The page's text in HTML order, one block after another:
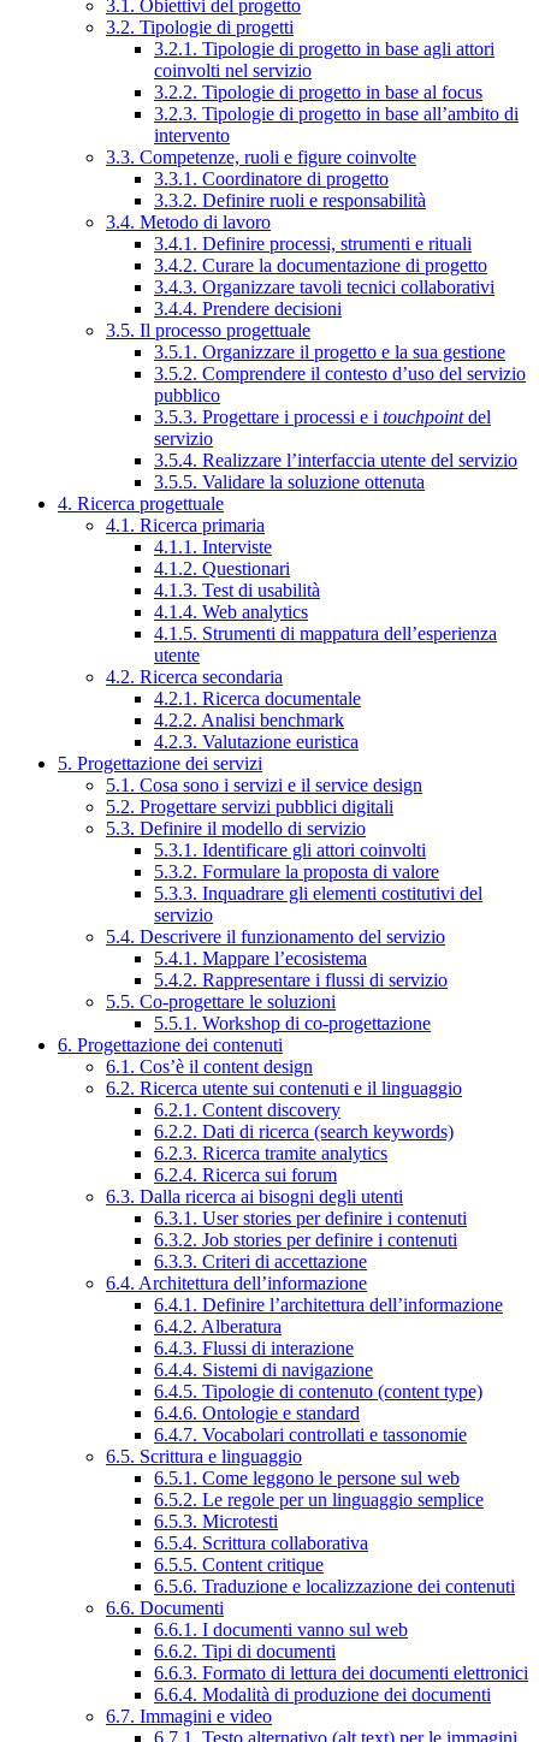
3.1. Obiettivi del progetto
3.2. Tipologie di progetti
3.2.1. Tipologie di progetto in base agli attori
coinvolti nel servizio
3.2.2. Tipologie di progetto in base al focus
3.2.3. Tipologie di progetto in base all’ambito di
intervento
3.3. Competenze, ruoli e figure coinvolte
3.3.1. Coordinatore di progetto
3.3.2. Definire ruoli e responsabilità
3.4. Metodo di lavoro
3.4.1. Definire processi, strumenti e rituali
3.4.2. Curare la documentazione di progetto
3.4.3. Organizzare tavoli tecnici collaborativi
3.4.4. Prendere decisioni
3.5. Il processo progettuale
3.5.1. Organizzare il progetto e la sua gestione
3.5.2. Comprendere il contesto d’uso del servizio
pubblico
3.5.3. Progettare i processi e i touchpointdel
servizio
3.5.4. Realizzare l’interfaccia utente del servizio
3.5.5. Validare la soluzione ottenuta
4. Ricerca progettuale
4.1. Ricerca primaria
4.1.1. Interviste
4.1.2. Questionari
4.1.3. Test di usabilità
4.1.4. Web analytics
4.1.5. Strumenti di mappatura dell’esperienza
utente
4.2. Ricerca secondaria
4.2.1. Ricerca documentale
4.2.2. Analisi benchmark
4.2.3. Valutazione euristica
5. Progettazione dei servizi
5.1. Cosa sono i servizi e il service design
5.2. Progettare servizi pubblici digitali
5.3. Definire il modello di servizio
5.3.1. Identificare gli attori coinvolti
5.3.2. Formulare la proposta di valore
5.3.3. Inquadrare gli elementi costitutivi del
servizio
5.4. Descrivere il funzionamento del servizio
5.4.1. Mappare l’ecosistema
5.4.2. Rappresentare i flussi di servizio
5.5. Co-progettare le soluzioni
5.5.1. Workshop di co-progettazione
6. Progettazione dei contenuti
6.1. Cos’è il content design
6.2. Ricerca utente sui contenuti e il linguaggio
6.2.1. Content discovery
6.2.2. Dati di ricerca (search keywords)
6.2.3. Ricerca tramite analytics
6.2.4. Ricerca sui forum
6.3. Dalla ricerca ai bisogni degli utenti
6.3.1. User stories per definire i contenuti
6.3.2. Job stories per definire i contenuti
6.3.3. Criteri di accettazione
6.4. Architettura dell’informazione
6.4.1. Definire l’architettura dell’informazione
6.4.2. Alberatura
6.4.3. Flussi di interazione
6.4.4. Sistemi di navigazione
6.4.5. Tipologie di contenuto (content type)
6.4.6. Ontologie e standard
6.4.7. Vocabolari controllati e tassonomie
6.5. Scrittura e linguaggio
6.5.1. Come leggono le persone sul web
6.5.2. Le regole per un linguaggio semplice
6.5.3. Microtesti
6.5.4. Scrittura collaborativa
6.5.5. Content critique
6.5.6. Traduzione e localizzazione dei contenuti
6.6. Documenti
6.6.1. I documenti vanno sul web
6.6.2. Tipi di documenti
6.6.3. Formato di lettura dei documenti elettronici
6.6.4. Modalità di produzione dei documenti
6.7. Immagini e video
6.7.1. Testo alternativo (alt text) per le immagini